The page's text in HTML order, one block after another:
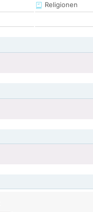
Religionen